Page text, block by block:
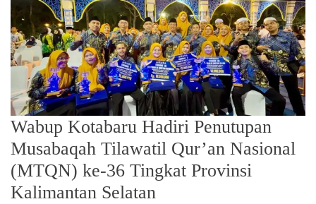
Wabup Kotabaru Hadiri Penutupan
Musabaqah Tilawatil Qur’an Nasional
(MTQN) ke-36 Tingkat Provinsi
Kalimantan Selatan